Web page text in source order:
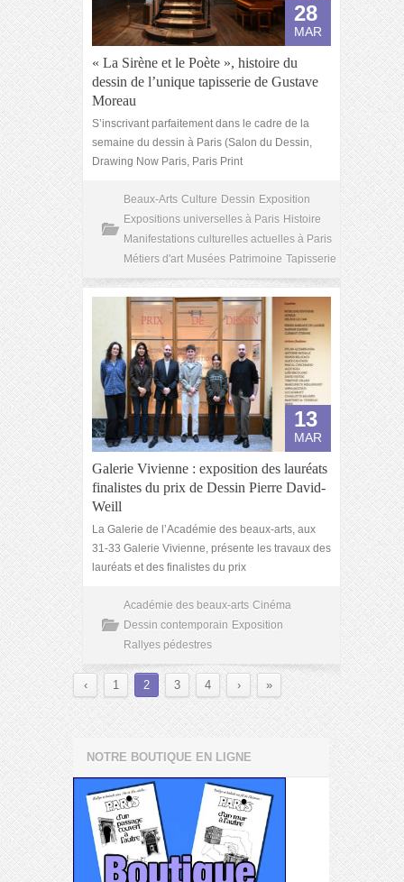
28
MAR
« La Sirène et le Poète », histoire du
dessin de l’unique tapisserie de Gustave
Moreau
S’inscrivant parfaitement dans le cadre de la
semaine du dessin à Paris (Salon du Dessin,
Drawing Now Paris, Paris Print
Beaux-Arts Culture Dessin Exposition
Expositions universelles à Paris Histoire
Manifestations culturelles actuelles à Paris
Métiers d'art Musées Patrimoine Tapisserie
13
MAR
Galerie Vivienne : exposition des lauréats
finalistes du prix de Dessin Pierre David-
Weill
La Galerie de l’Académie des beaux-arts, aux
31-33 Galerie Vivienne, présente les travaux des
lauréats et des finalistes du prix
Académie des beaux-arts Cinéma
Dessin contemporain Exposition
Rallyes pédestres
‹ 1 2 3 4 › »
NOTRE BOUTIQUE EN LIGNE